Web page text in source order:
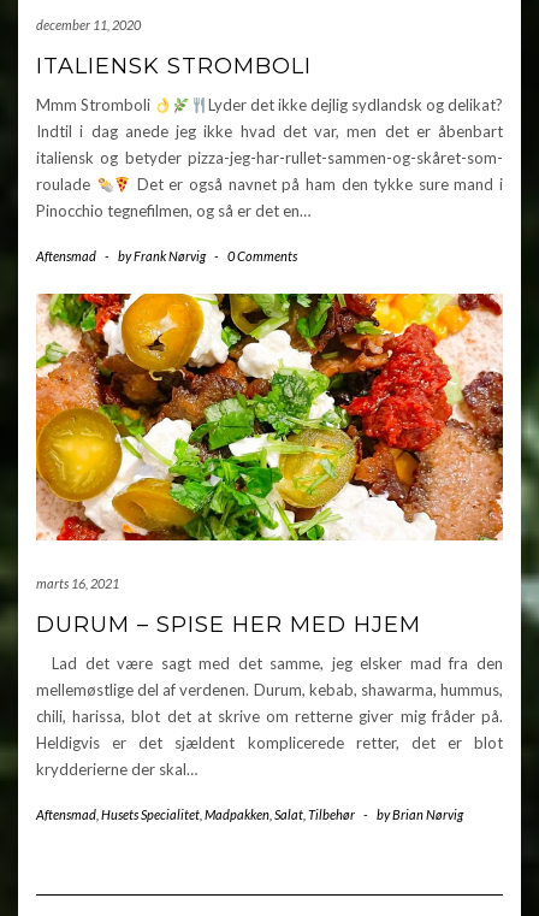
december 11, 2020
ITALIENSK STROMBOLI
Mmm Stromboli
Lyder det ikke dejlig sydlandsk og delikat?
Indtil i dag anede jeg ikke hvad det var, men det er åbenbart
italiensk og betyder pizza-jeg-har-rullet-sammen-og-skåret-som-
roulade
Det er også navnet på ham den tykke sure mand i
Pinocchio tegnefilmen, og så er det en…
Aftensmad - byFrank Nørvig - 0 Comments
marts 16, 2021
DURUM – SPISE HER MED HJEM
Lad det være sagt med det samme, jeg elsker mad fra den
mellemøstlige del af verdenen. Durum, kebab, shawarma, hummus,
chili, harissa, blot det at skrive om retterne giver mig fråder på.
Heldigvis er det sjældent komplicerede retter, det er blot
krydderierne der skal…
Aftensmad Husets Specialitet Madpakken Salat Tilbehør - byBrian Nørvig